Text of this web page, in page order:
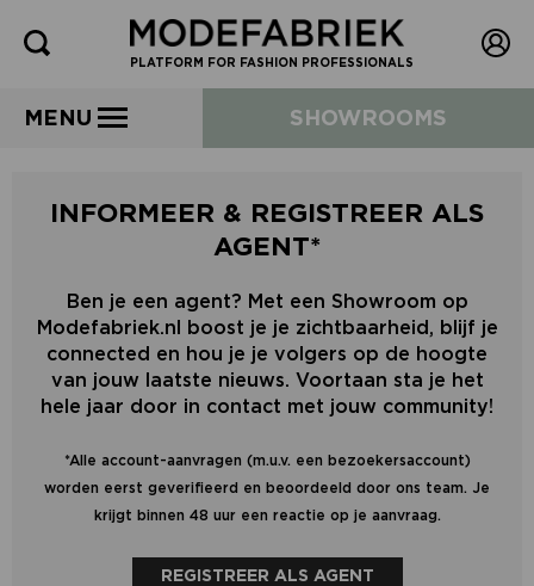
PLATFORM FOR FASHION PROFESSIONALS
MENU SHOWROOMS
INFORMEER & REGISTREER ALS
AGENT*
Ben je een agent? Met een Showroom op
Modefabriek.nl boost je je zichtbaarheid, blijf je
connected en hou je je volgers op de hoogte
van jouw laatste nieuws. Voortaan sta je het
hele jaar door in contact met jouw community!
*Alle account-aanvragen (m.u.v. een bezoekersaccount)
worden eerst geverifieerd en beoordeeld door ons team. Je
krijgt binnen 48 uur een reactie op je aanvraag.
REGISTREER ALS AGENT